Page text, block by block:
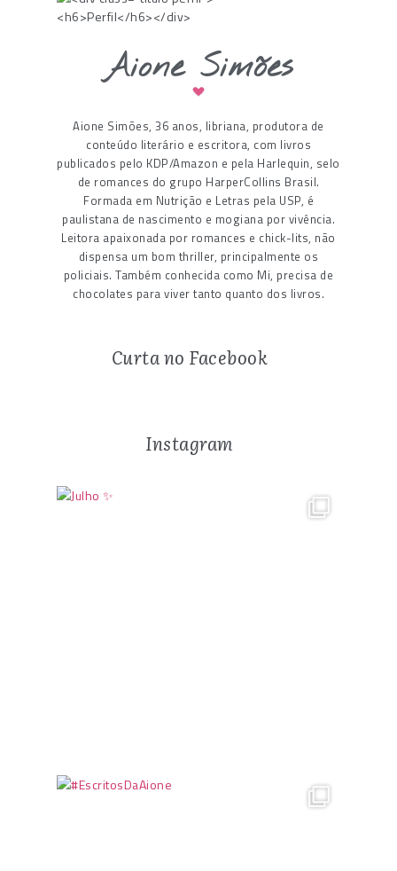
Aione Simões
Aione Simões, 36 anos, libriana, produtora de
conteúdo literário e escritora, com livros
publicados pelo KDP/Amazon e pela Harlequin, selo
de romances do grupo HarperCollins Brasil.
Formada em Nutrição e Letras pela USP, é
paulistana de nascimento e mogiana por vivência.
Leitora apaixonada por romances e chick-lits, não
dispensa um bom thriller, principalmente os
policiais. Também conhecida como Mi, precisa de
chocolates para viver tanto quanto dos livros.
Curta no Facebook
Instagram